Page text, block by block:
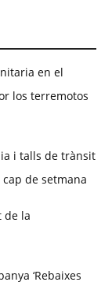
en el
los terremotos
i talls de trànsit
de setmana
de la
‘Rebaixes